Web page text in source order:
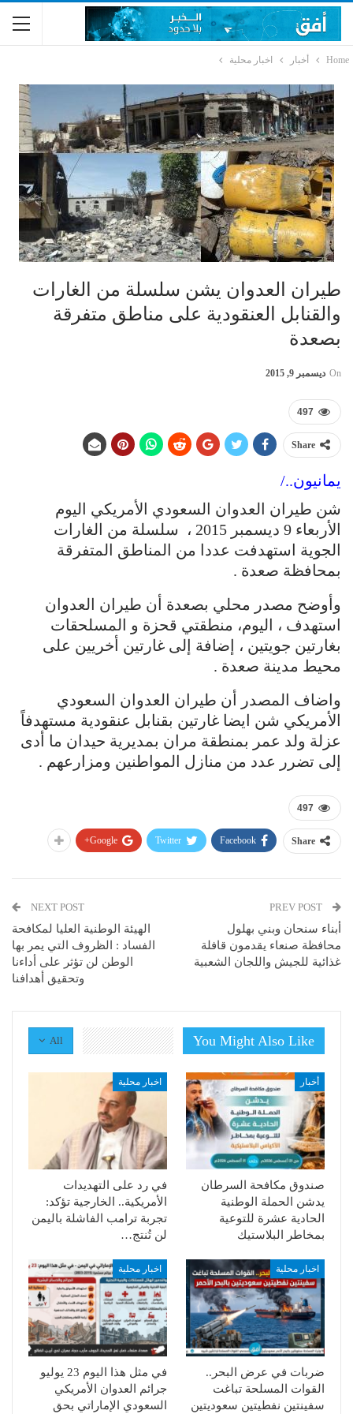
Home أخبار اخبار محلية
طيران العدوان يشن سلسلة من الغارات
والقنابل العنقودية على مناطق متفرقة
بصعدة
On ديسمبر 9, 2015
497
Share
يمانيون../
شن طيران العدوان السعودي الأمريكي اليوم
الأربعاء 9 ديسمبر 2015 ، سلسلة من الغارات
الجوية استهدفت عددا من المناطق المتفرقة
بمحافظة صعدة .
وأوضح مصدر محلي بصعدة أن طيران العدوان
استهدف ، اليوم، منطقتي قحزة و المسلحقات
بغارتين جويتين ، إضافة إلى غارتين أخريين على
محيط مدينة صعدة .
واضاف المصدر أن طيران العدوان السعودي
الأمريكي شن ايضا غارتين بقنابل عنقودية مستهدفاً
عزلة ولد عمر بمنطقة مران بمديرية حيدان ما أدى
إلى تضرر عدد من منازل المواطنين ومزارعهم .
497
Share
Facebook
Twitter
Google+
أبناء سنحان وبني بهلول
محافظة صنعاء يقدمون قافلة
غذائية للجيش واللجان الشعبية
NEXT POST
الهيئة الوطنية العليا لمكافحة
الفساد : الظروف التي يمر بها
الوطن لن تؤثر على أداءنا
وتحقيق أهدافنا
All You Might Also Like
أخبار
صندوق مكافحة السرطان
يدشن الحملة الوطنية
الحادية عشرة للتوعية
بمخاطر البلاستيك
اخبار محلية
في رد على التهديدات
الأمريكية.. الخارجية تؤكد:
تجربة ترامب الفاشلة باليمن
لن تُنتج…
اخبار محلية
ضربات في عرض البحر..
القوات المسلحة تباغت
سفينتين نفطيتين سعوديتين
اخبار محلية
في مثل هذا اليوم 23 يوليو
جرائم العدوان الأمريكي
السعودي الإماراتي بحق